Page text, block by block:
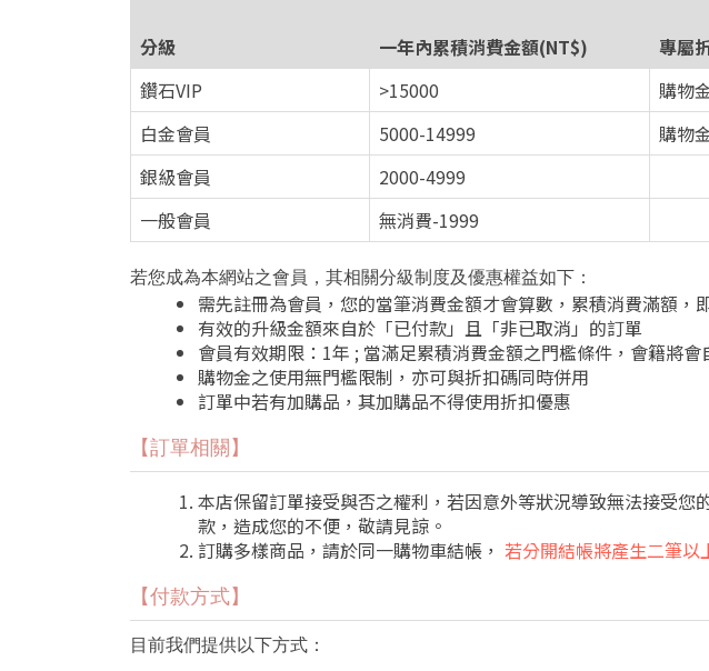
分級 一年內累積消費金額(NT$) 專屬
鑽石VIP
>15000 購物
白金會員
5000-14999 購物
銀級會員
2000-4999
一般會員
無消費-1999
若您成為本網站之會員，其相關分級制度及優惠權益如下：
需先註冊為會員，您的當筆消費金額才會算數，累積消費滿額，
有效的升級金額來自於「已付款」且「非已取消」的訂單
會員有效期限：1年 ; 當滿足累積消費金額之門檻條件，會籍將會
購物金之使用無門檻限制，亦可與折扣碼同時併用
訂單中若有加購品，其加購品不得使用折扣優惠
【訂單相關】
本店保留訂單接受與否之權利，若因意外等狀況導致無法接受
款，造成您的不便，敬請見諒。
訂購多樣商品，請於同一購物車結帳， 若分開結帳將產生二筆以
【付款方式】
目前我們提供以下方式：